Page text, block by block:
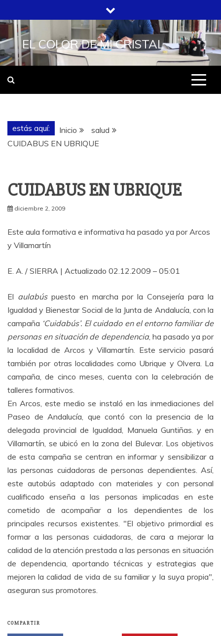
al
contenido
EL COLOR DE MI CRISTAL
estás aquí: Inicio
salud
CUIDABUS EN UBRIQUE
CUIDABUS EN UBRIQUE
diciembre 2, 2009
Este aula formativa e informativa ha pasado ya por Arcos
y Villamartín
E. A. / SIERRA | Actualizado 02.12.2009 – 05:01
El aulabúspuesto en marcha por la Consejería para la
Igualdad y Bienestar Social de la Junta de Andalucía, con la
campaña ‘Cuidabús’. El cuidado en el entorno familiar de
personas en situación de dependencia, ha pasado ya por
la localidad de Arcos y Villamartín. Este servicio pasará
también por otras localidades como Ubrique y Olvera. La
campaña, de cinco meses, cuenta con la celebración de
talleres formativos.
En Arcos, este medio se instaló en las inmediaciones del
Paseo de Andalucía, que contó con la presencia de la
delegada provincial de Igualdad, Manuela Guntiñas. y en
Villamartín, se ubicó en la zona del Bulevar. Los objetivos
de esta campaña se centran en informar y sensibilizar a
las personas cuidadoras de personas dependientes. Así,
este autobús adaptado con materiales y con personal
cualificado enseña a las personas implicadas en este
cometido de acompañar a los dependientes de los
principales recursos existentes. "El objetivo primordial es
formar a las personas cuidadoras, de cara a mejorar la
calidad de la atención prestada a las personas en situación
de dependencia, aportando técnicas y estrategias que
mejoren la calidad de vida de su familiar y la suya propia",
aseguran sus promotores.
COMPARTIR